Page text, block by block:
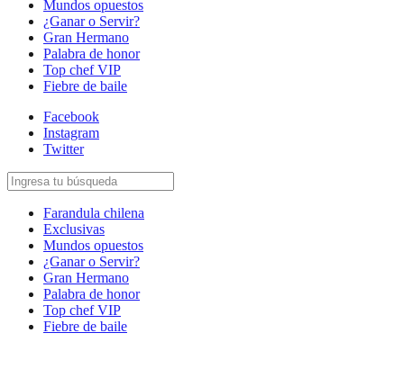
Mundos opuestos
¿Ganar o Servir?
Gran Hermano
Palabra de honor
Top chef VIP
Fiebre de baile
Facebook
Instagram
Twitter
Farandula chilena
Exclusivas
Mundos opuestos
¿Ganar o Servir?
Gran Hermano
Palabra de honor
Top chef VIP
Fiebre de baile